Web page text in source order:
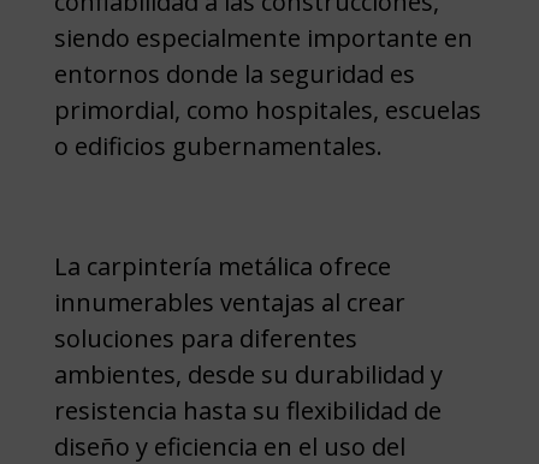
siendo especialmente importante en
entornos donde la seguridad es
primordial, como hospitales, escuelas
o edificios gubernamentales.
La carpintería metálica ofrece
innumerables ventajas al crear
soluciones para diferentes
ambientes, desde su durabilidad y
resistencia hasta su flexibilidad de
diseño y eficiencia en el uso del